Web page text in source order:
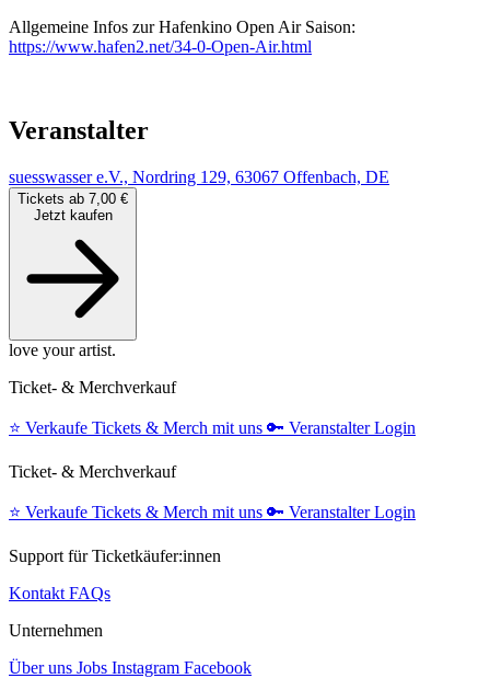
Allgemeine Infos zur Hafenkino Open Air Saison:
https://www.hafen2.net/34-0-Open-Air.html
Veranstalter
suesswasser e.V., Nordring 129, 63067 Offenbach, DE
Tickets ab 7,00 €
Jetzt kaufen
love your artist.
Ticket- & Merchverkauf
⭐️ Verkaufe Tickets & Merch mit uns 🔑 Veranstalter Login
Ticket- & Merchverkauf
⭐️ Verkaufe Tickets & Merch mit uns 🔑 Veranstalter Login
Support für Ticketkäufer:innen
Kontakt FAQs
Unternehmen
Über uns Jobs Instagram Facebook